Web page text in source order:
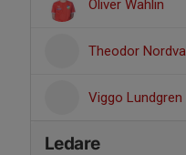
Oliver Wahlin
Theodor
Viggo Lundgren
Ledare